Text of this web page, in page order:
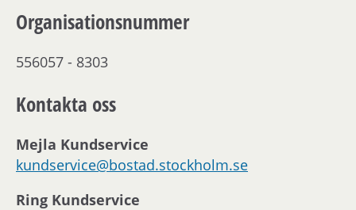
Organisationsnummer
556057 - 8303
Kontakta oss
Mejla Kundservice
kundservice@bostad.stockholm.se
Ring Kundservice